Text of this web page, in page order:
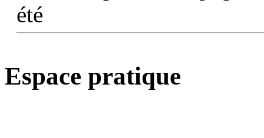
été
Espace pratique